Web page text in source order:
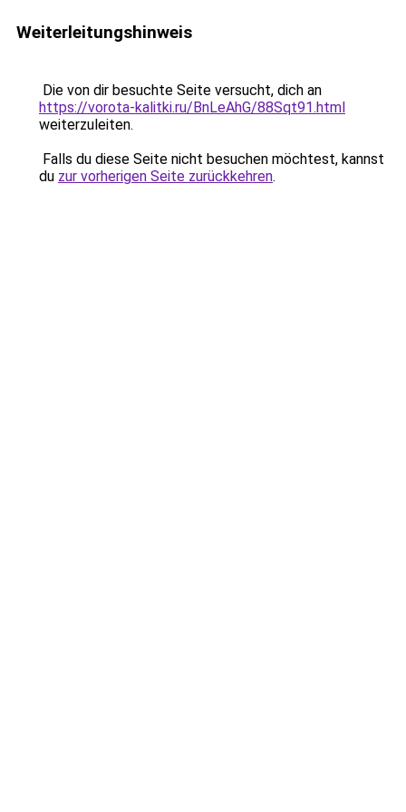
Weiterleitungshinweis
Die von dir besuchte Seite versucht, dich an
https://vorota-kalitki.ru/BnLeAhG/88Sqt91.html
weiterzuleiten.
Falls du diese Seite nicht besuchen möchtest, kannst
du zur vorherigen Seite zurückkehren.